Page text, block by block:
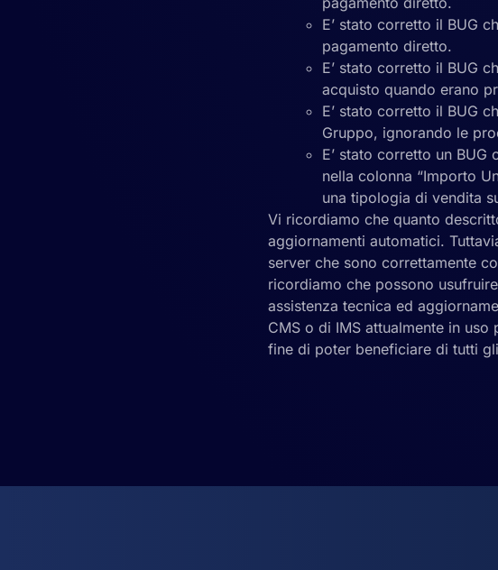
E’ stato corretto il BUG
pagamento diretto.
E’ stato corretto il BUG
acquisto quando erano
E’ stato corretto il BUG
Gruppo, ignorando le
E’ stato corretto un
nella colonna “Importo
una tipologia di vendita
Vi ricordiamo che quanto
aggiornamenti automatici.
server che sono correttamente
ricordiamo che possono
assistenza tecnica ed
CMS o di IMS attualmente in
fine di poter beneficiare di tutti